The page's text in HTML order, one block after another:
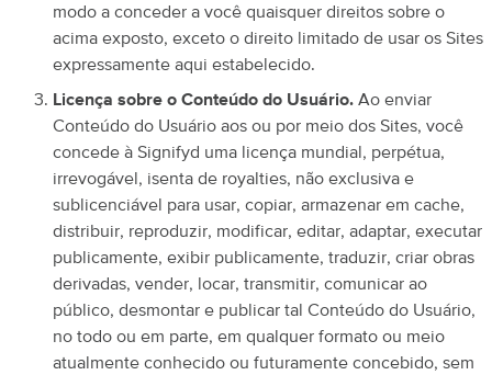
modo a conceder a você quaisquer direitos sobre o
acima exposto, exceto o direito limitado de usar os Sites
expressamente aqui estabelecido.
Licença sobre o Conteúdo do Usuário. Ao enviar
Conteúdo do Usuário aos ou por meio dos Sites, você
concede à Signifyd uma licença mundial, perpétua,
irrevogável, isenta de royalties, não exclusiva e
sublicenciável para usar, copiar, armazenar em cache,
distribuir, reproduzir, modificar, editar, adaptar, executar
publicamente, exibir publicamente, traduzir, criar obras
derivadas, vender, locar, transmitir, comunicar ao
público, desmontar e publicar tal Conteúdo do Usuário,
no todo ou em parte, em qualquer formato ou meio
atualmente conhecido ou futuramente concebido, sem